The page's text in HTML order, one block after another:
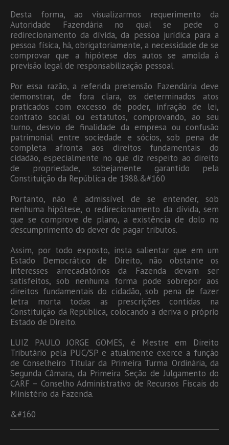
Desta forma, ao visualizarmos requerimento da
Autoridade Fazendária no qual se pede o
redirecionamento da dívida, da pessoa jurídica para a
pessoa física, há, obrigatoriamente, a necessidade de se
comprovar que a hipótese dos autos se amolda à
previsão legal de responsabilização pessoal.
Por essa razão, a referida pretensão Fazendária deve
demonstrar, de fora clara, os determinados atos
praticados com excesso de poder, infração de lei,
contrato social ou estatutos, comprovando, ao seu
turno, desvio de finalidade da empresa ou confusão
patrimonial entre sociedade e sócios, sob pena de
completa afronta aos direitos fundamentais do
cidadão, especialmente no que diz respeito ao direito
de propriedade, sobejamente garantido pela
Constituição da República de 1988.&#160
Portanto, não é admissível de se entender, sob
nenhuma hipótese, o redirecionamento da dívida, sem
que se comprove de plano, a existência de dolo no
descumprimento do dever de pagar tributos.
Assim, por todo exposto, insta salientar que em um
Estado Democrático de Direito, não obstante os
interesses arrecadatórios da Fazenda devam ser
satisfeitos, sob nenhuma forma pode sobrepor aos
direitos fundamentais do cidadão, sob pena de fazer
letra morta todas as prescrições contidas na
Constituição da República, colocando a deriva o próprio
Estado de Direito.
LUIZ PAULO JORGE GOMES, é Mestre em Direito
Tributário pela PUC/SP e atualmente exerce a função
de Conselheiro Titular da Primeira Turma Ordinária, da
Segunda Câmara, da Primeira Seção de Julgamento do
CARF – Conselho Administrativo de Recursos Fiscais do
Ministério da Fazenda.
&#160